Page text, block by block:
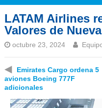
LATAM Airlines
Valores de
octubre 23, 2024
◀
Emirates Cargo ordena 5
aviones Boeing 777F
adicionales